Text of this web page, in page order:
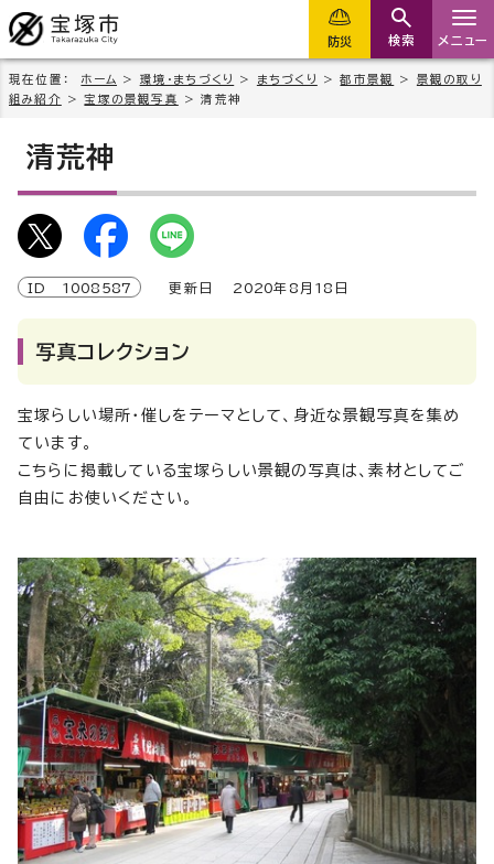
防災 検索 メニュー
現在位置： ホーム > 環境・まちづくり > まちづくり >都市景観 > 景観の取り
組み紹介 >宝塚の景観写真 > 清荒神
清荒神
ID 1008587 更新日 2020年8月 18 日
写真コレクション
宝塚らしい場所・催しをテーマとして、身近な景観写真を集め
ています。
こちらに掲載している宝塚らしい景観の写真は、素材としてご
自由にお使いください。